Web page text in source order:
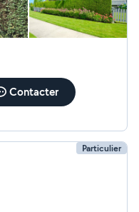
Contacter
Particulier